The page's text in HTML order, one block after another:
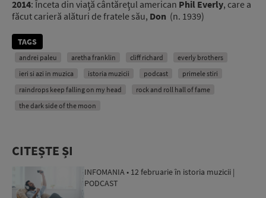
2014: Înceta din viaţă cântăreţul american Phil Everly, care a
făcut carieră alături de fratele său, Don (n. 1939)
TAGS
andrei paleu aretha franklin cliff richard
everly brothers
ieri si azi in muzica
istoria muzicii podcast
primele stiri
raindrops keep falling on my head
rock and roll hall of fame
the dark side of the moon
CITEȘTE ȘI
INFOMANIA • 12 februarie în istoria muzicii |
PODCAST